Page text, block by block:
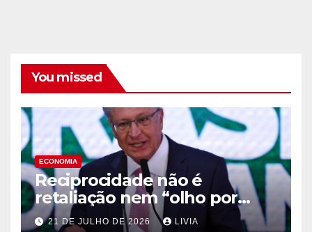
You missed
ECONOMIA
Reciprocidade não é
retaliação nem “olho por
olho”, diz Alckmin
21 DE JULHO DE 2026 LIVIA